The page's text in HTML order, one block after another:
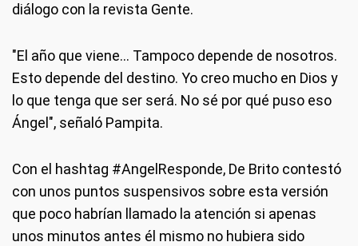
diálogo con la revista Gente.
"El año que viene... Tampoco depende de nosotros.
Esto depende del destino. Yo creo mucho en Dios y
lo que tenga que ser será. No sé por qué puso eso
Ángel", señaló Pampita.
Con el hashtag #AngelResponde, De Brito contestó
con unos puntos suspensivos sobre esta versión
que poco habrían llamado la atención si apenas
unos minutos antes él mismo no hubiera sido